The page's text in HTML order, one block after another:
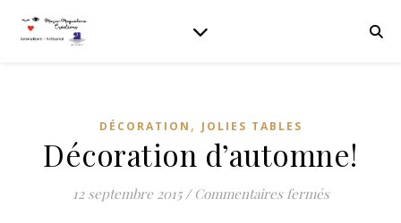
DÉCORATION , JOLIES TABLES
Décoration d’automne!
12 septembre 2015 / Commentaires ferméssur